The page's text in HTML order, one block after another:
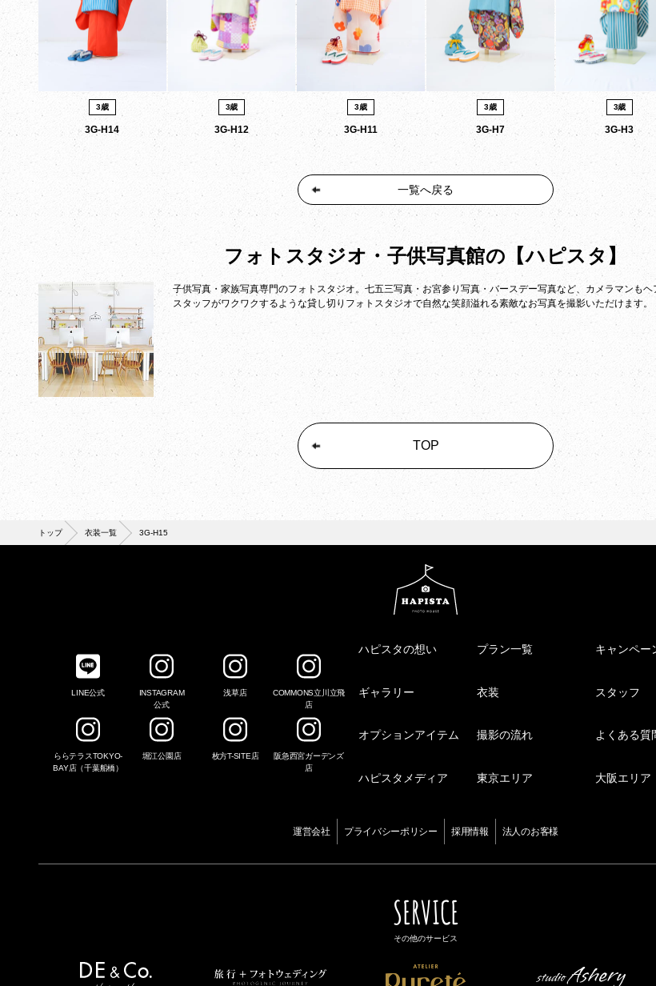
3歳
3G-H14
3歳
3G-H12
3歳
3G-H11
3歳
3G-H7
3歳
3G-H3
一覧へ戻る
フォトスタジオ・子供写真館の 【ハピスタ】
子供写真・家族写真専門のフォトスタジオ。七五三写真・お宮参り写真・バースデー写真など、カメラマンも
スタッフがワクワクするような貸し切りフォトスタジオで自然な笑顔溢れる素敵なお写真を撮影いただけます。
TOP
トップ 衣装一覧 3G-H15
ハピスタの想い プラン一覧 キャンペー
ギャラリー 衣装 スタッフ
オプションアイテム 撮影の流れ よくある質
ハピスタメディア 東京エリア 大阪エリア
LINE公式
INSTAGRAM
公式
浅草店
COMMONS立川立飛
店
ららテラスTOKYO-
BAY店（千葉船橋）
堀江公園店 枚方T-SITE店
阪急西宮ガーデンズ
店
運営会社 プライバシーポリシー 採用情報 法人のお客様
SERVICE
その他のサービス